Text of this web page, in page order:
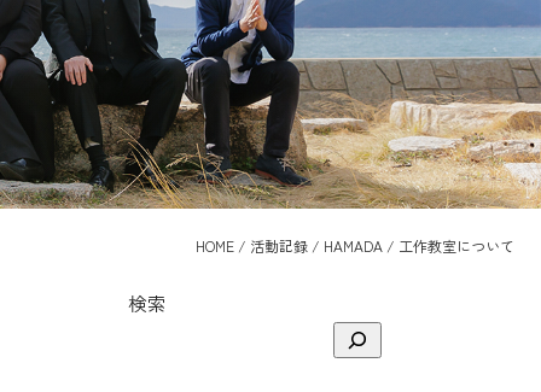
HOME / 活動記録 / HAMADA / 工作教室について
検索